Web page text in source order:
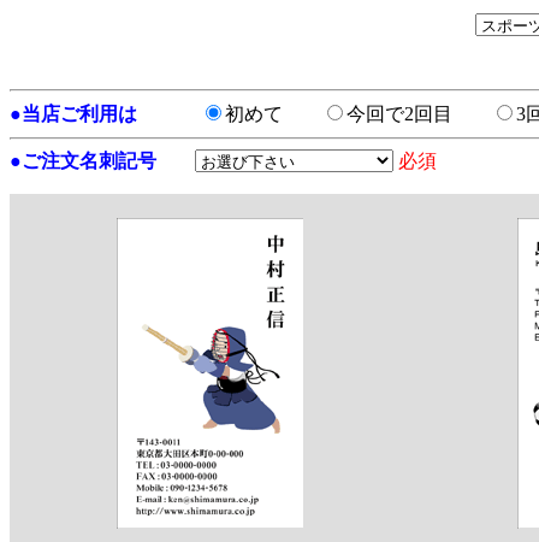
●当店ご利用は 初めて 今回で2回目 3
●ご注文名刺記号 必須